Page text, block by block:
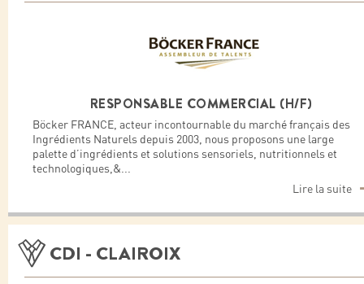
RESPONSABLE COMMERCIAL (H/F)
Böcker FRANCE, acteur incontournable du marché français des
Ingrédients Naturels depuis 2003, nous proposons une large
palette d’ingrédients et solutions sensoriels, nutritionnels et
technologiques,&...
Lire la suite
CDI - CLAIROIX